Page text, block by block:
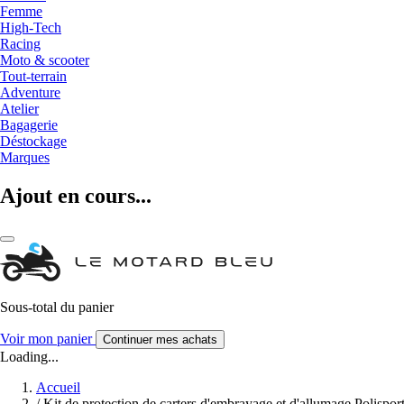
Femme
High-Tech
Racing
Moto & scooter
Tout-terrain
Adventure
Atelier
Bagagerie
Déstockage
Marques
Ajout en cours...
Sous-total du panier
Voir mon panier Continuer mes achats
Loading...
Accueil